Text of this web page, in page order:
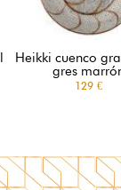
Heikki cuenco
gres
129 €